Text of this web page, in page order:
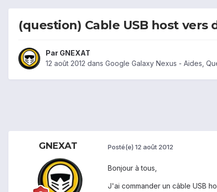
(question) Cable USB host
Par GNEXAT
12 août 2012 dans Google Galaxy Nexus - Aides,
GNEXAT Posté(e) 12 août 2012
Bonjour à tous,
J'ai commander un câble USB